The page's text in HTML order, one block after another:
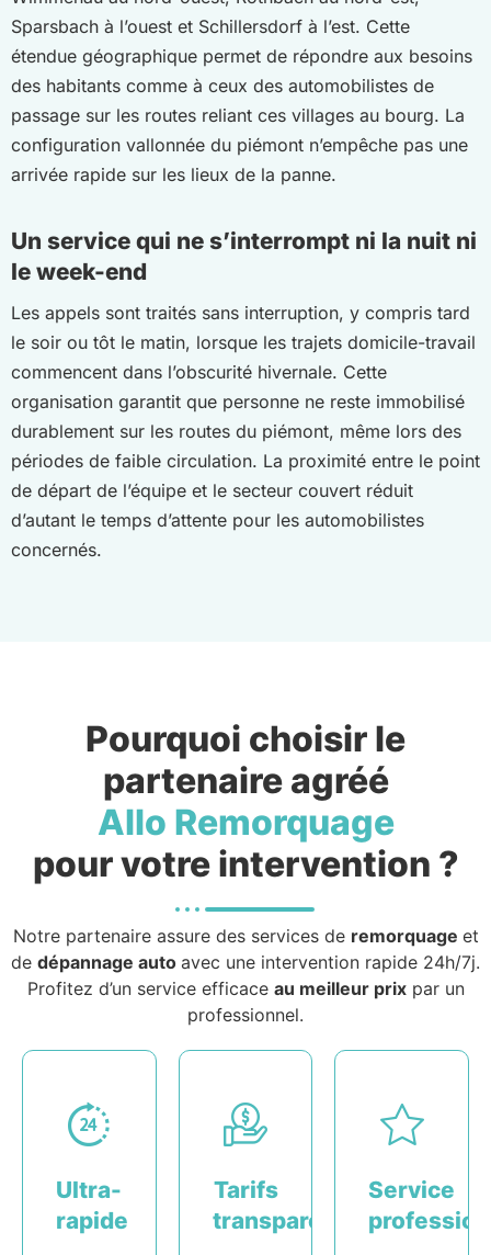
Sparsbach à l’ouest et Schillersdorf à l’est. Cette
étendue géographique permet de répondre aux besoins
des habitants comme à ceux des automobilistes de
passage sur les routes reliant ces villages au bourg. La
configuration vallonnée du piémont n’empêche pas une
arrivée rapide sur les lieux de la panne.
Un service qui ne s’interrompt ni la nuit ni
le week-end
Les appels sont traités sans interruption, y compris tard
le soir ou tôt le matin, lorsque les trajets domicile-travail
commencent dans l’obscurité hivernale. Cette
organisation garantit que personne ne reste immobilisé
durablement sur les routes du piémont, même lors des
périodes de faible circulation. La proximité entre le point
de départ de l’équipe et le secteur couvert réduit
d’autant le temps d’attente pour les automobilistes
concernés.
Pourquoi choisir le
partenaire agréé
Allo Remorquage
pour votre intervention ?
Notre partenaire assure des services de remorquage et
de dépannage auto avec une intervention rapide 24h/7j.
Profitez d’un service efficace au meilleur prixpar un
professionnel.
Ultra-
rapide
Tarifs
transparents
Service